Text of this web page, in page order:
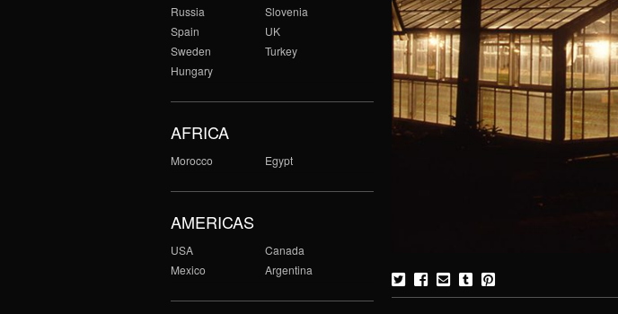
Russia
Slovenia
Spain
UK
Sweden
Turkey
Hungary
AFRICA
Morocco Egypt
AMERICAS
USA
Canada
Mexico
Argentina